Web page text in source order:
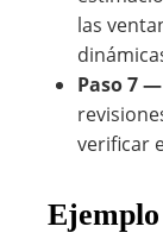
las
Paso 7
verificar